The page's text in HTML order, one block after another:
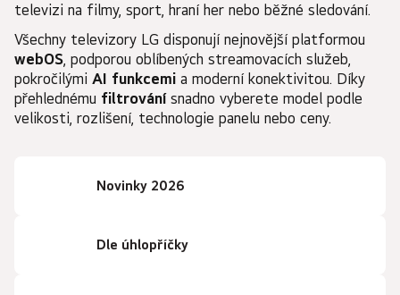
televizi na filmy, sport, hraní her nebo běžné sledování.
Všechny televizory LG disponují nejnovější platformou
webOS, podporou oblíbených streamovacích služeb,
pokročilými AI funkcemi a moderní konektivitou. Díky
přehlednému filtrovánísnadno vyberete model podle
velikosti, rozlišení, technologie panelu nebo ceny.
Novinky 2026
Dle úhlopříčky